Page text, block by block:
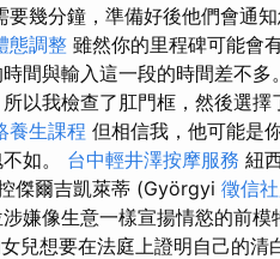
要幾分鐘，準備好後他們會通知
態調整 雖然你的里程碑可能會
間與輸入這一段的時間差不多
以我檢查了肛門框，然後選
養生課程 但相信我，他可能是
如。 台中輕井澤按摩服務 紐
傑爾吉凱萊蒂 (Györgyi 徵信
嫌像生意一樣宣揚情慾的前模
兒想要在法庭上證明自己的清